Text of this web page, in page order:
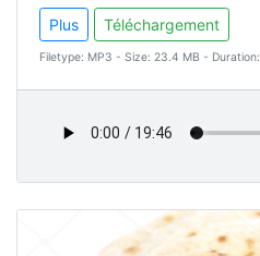
Plus Téléchargement
Filetype: MP3 - Size: 23.4 MB -